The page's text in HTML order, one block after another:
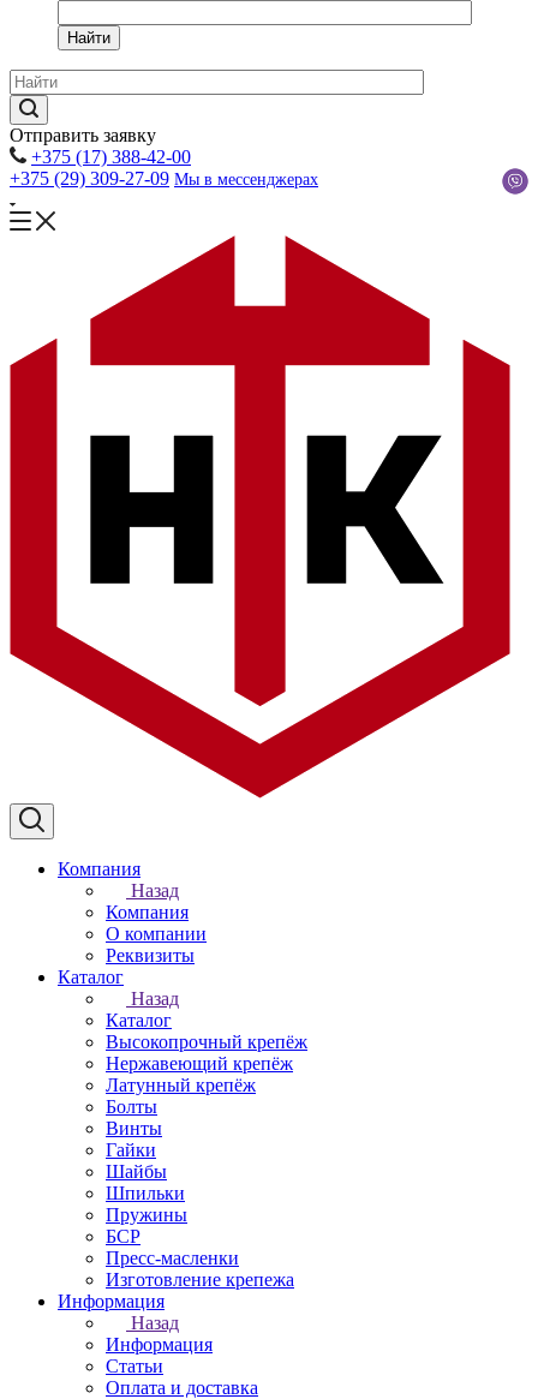
Найти
Отправить заявку
+375 (17) 388-42-00
+375 (29) 309-27-09 Мы в мессенджерах
Компания
Назад
Компания
О компании
Реквизиты
Каталог
Назад
Каталог
Высокопрочный крепёж
Нержавеющий крепёж
Латунный крепёж
Болты
Винты
Гайки
Шайбы
Шпильки
Пружины
БСР
Пресс-масленки
Изготовление крепежа
Информация
Назад
Информация
Статьи
Оплата и доставка